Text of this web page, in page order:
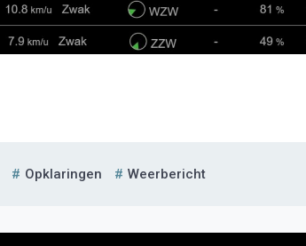
Opklaringen Weerbericht